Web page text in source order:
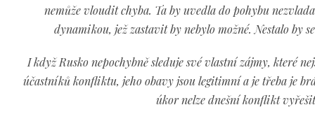
nemůže vloudit chyba. Ta by uvedla do pohybu
dynamikou, jež zastavit by nebylo možné. Nestalo by
I když Rusko nepochybně sleduje své vlastní zájmy, které
účastníků konfliktu, jeho obavy jsou legitimní a je třeba je
úkor nelze dnešní konflikt